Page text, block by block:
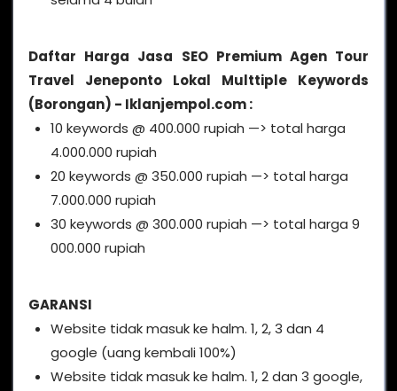
Daftar Harga Jasa SEO Premium Agen Tour
Travel Jeneponto Lokal Multtiple Keywords
(Borongan) - Iklanjempol.com :
10 keywords @ 400.000 rupiah —> total harga
4.000.000 rupiah
20 keywords @ 350.000 rupiah —> total harga
7.000.000 rupiah
30 keywords @ 300.000 rupiah —> total harga 9
000.000 rupiah
GARANSI
Website tidak masuk ke halm. 1, 2, 3 dan 4
google (uang kembali 100%)
Website tidak masuk ke halm. 1, 2 dan 3 google,